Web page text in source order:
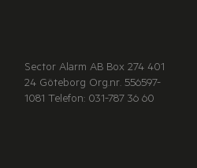
Sector Alarm AB Box 274 401
24 Göteborg Org.nr. 556597-
1081 Telefon: 031-787 36 60